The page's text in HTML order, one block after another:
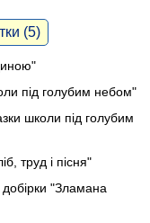
(5)
під голубим небом"
школи під голубим
труд і пісня"
"Зламана